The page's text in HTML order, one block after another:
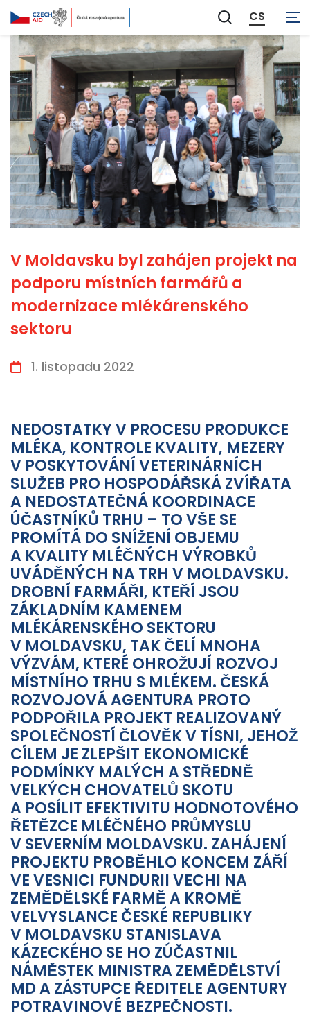
Zobrazit
vyhledávání
CS
V Moldavsku byl zahájen projekt na
podporu místních farmářů a
modernizace mlékárenského
sektoru
1. listopadu 2022
NEDOSTATKY V PROCESU PRODUKCE
MLÉKA, KONTROLE KVALITY, MEZERY
V POSKYTOVÁNÍ VETERINÁRNÍCH
SLUŽEB PRO HOSPODÁŘSKÁ ZVÍŘATA
A NEDOSTATEČNÁ KOORDINACE
ÚČASTNÍKŮ TRHU – TO VŠE SE
PROMÍTÁ DO SNÍŽENÍ OBJEMU
A KVALITY MLÉČNÝCH VÝROBKŮ
UVÁDĚNÝCH NA TRH V MOLDAVSKU.
DROBNÍ FARMÁŘI, KTEŘÍ JSOU
ZÁKLADNÍM KAMENEM
MLÉKÁRENSKÉHO SEKTORU
V MOLDAVSKU, TAK ČELÍ MNOHA
VÝZVÁM, KTERÉ OHROŽUJÍ ROZVOJ
MÍSTNÍHO TRHU S MLÉKEM. ČESKÁ
ROZVOJOVÁ AGENTURA PROTO
PODPOŘILA PROJEKT REALIZOVANÝ
SPOLEČNOSTÍ ČLOVĚK V TÍSNI, JEHOŽ
CÍLEM JE ZLEPŠIT EKONOMICKÉ
PODMÍNKY MALÝCH A STŘEDNĚ
VELKÝCH CHOVATELŮ SKOTU
A POSÍLIT EFEKTIVITU HODNOTOVÉHO
ŘETĚZCE MLÉČNÉHO PRŮMYSLU
V SEVERNÍM MOLDAVSKU. ZAHÁJENÍ
PROJEKTU PROBĚHLO KONCEM ZÁŘÍ
VE VESNICI FUNDURII VECHI NA
ZEMĚDĚLSKÉ FARMĚ A KROMĚ
VELVYSLANCE ČESKÉ REPUBLIKY
V MOLDAVSKU STANISLAVA
KÁZECKÉHO SE HO ZÚČASTNIL
NÁMĚSTEK MINISTRA ZEMĚDĚLSTVÍ
MD A ZÁSTUPCE ŘEDITELE AGENTURY
POTRAVINOVÉ BEZPEČNOSTI.